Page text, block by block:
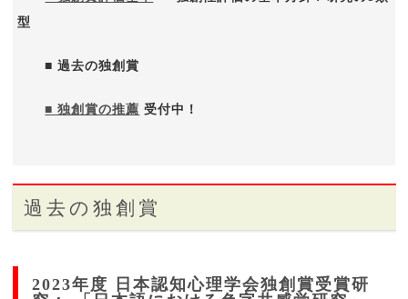
型
■ 過去の独創賞
■ 独創賞の推薦 受付中！
過去の独創賞
2023年度 日本認知心理学会独創賞受賞研